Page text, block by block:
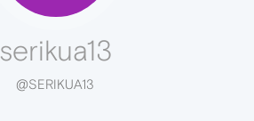
serikua13
@SERIKUA13